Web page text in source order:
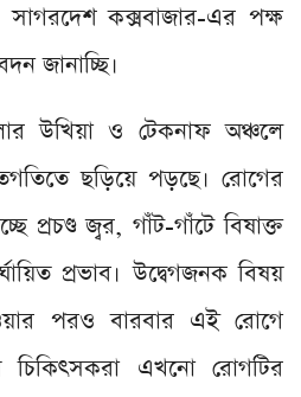
কক্সবাজার-এর পক্ষ
জানাচ্ছি।
উখিয়া ও টেকনাফ অঞ্চলে
ছড়িয়ে পড়ছে। রোগের
প্রচণ্ড জ্বর, গাঁট-গাঁটে বিষাক্ত
প্রভাব। উদ্বেগজনক বিষয়
পরও বারবার এই রোগে
চিকিৎসকরা এখনো রোগটির